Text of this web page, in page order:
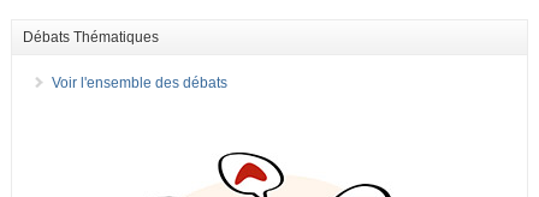
Débats Thématiques
Voir l'ensemble des débats